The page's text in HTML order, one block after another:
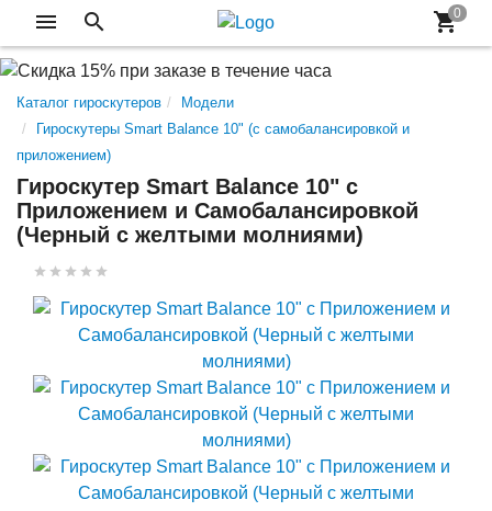
Каталог гироскутеров
Модели
Гироскутеры Smart Balance 10" (с самобалансировкой и
приложением)
Гироскутер Smart Balance 10" c
Приложением и Самобалансировкой
(Черный с желтыми молниями)